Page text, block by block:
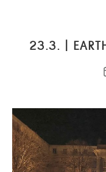
23.3. |